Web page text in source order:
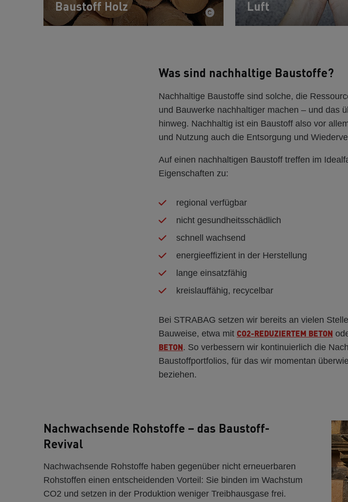
Baustoff Holz
Luft
Was sind nachhaltige Baustoffe?
Nachhaltige Baustoffe sind solche, die
und Bauwerke nachhaltiger machen – und das
hinweg. Nachhaltig ist ein Baustoff also vor
und Nutzung auch die Entsorgung und
Auf einen nachhaltigen Baustoff treffen im
Eigenschaften zu:
regional verfügbar
nicht gesundheitsschädlich
schnell wachsend
energieeffizient in der Herstellung
lange einsatzfähig
kreislauffähig, recycelbar
Bei STRABAG setzen wir bereits an vielen
Bauweise, etwa mit CO2-REDUZIERTEM BETON
BETON. So verbessern wir kontinuierlich die
Baustoffportfolios, für das wir momentan
beziehen.
Nachwachsende Rohstoffe – das Baustoff-
Revival
Nachwachsende Rohstoffe haben gegenüber nicht erneuerbaren
Rohstoffen einen entscheidenden Vorteil: Sie binden im Wachstum
CO2 und setzen in der Produktion weniger Treibhausgase frei.